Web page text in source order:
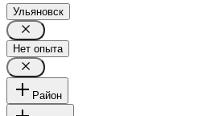
Ульяновск
Нет опыта
Район